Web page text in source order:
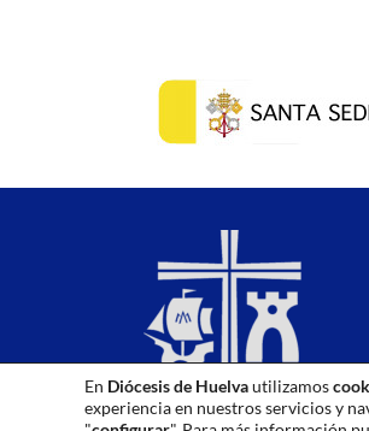
En Diócesis de Huelvautilizamos
experiencia en nuestros servicios y